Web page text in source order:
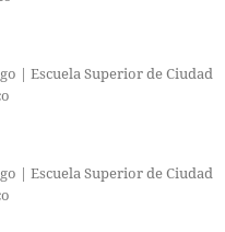
| Escuela Superior de Ciudad
| Escuela Superior de Ciudad